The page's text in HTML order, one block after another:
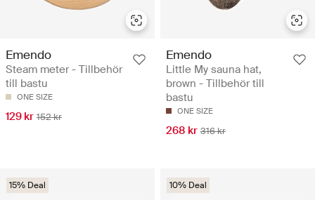
Emendo
Steam meter - Tillbehör
till bastu
ONE SIZE
129 kr 152 kr
Emendo
Little My sauna hat,
brown - Tillbehör till
bastu
ONE SIZE
268 kr 316 kr
15% Deal 10% Deal